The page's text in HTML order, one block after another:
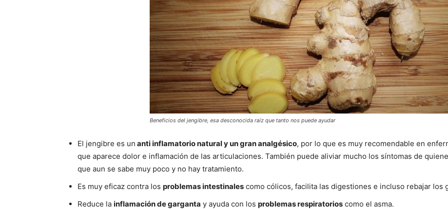
Beneficios del jengibre, esa desconocida raíz que tanto nos puede ayudar
El jengibre es un anti inflamatorio natural y un gran analgésico, por lo que es muy recomendable en
que aparece dolor e inflamación de las articulaciones. También puede aliviar mucho los síntomas de
que aun se sabe muy poco y no hay tratamiento.
Es muy eficaz contra los problemas intestinales como cólicos, facilita las digestiones e incluso rebajar los
Reduce la inflamación de garganta y ayuda con los problemas respiratorios como el asma.